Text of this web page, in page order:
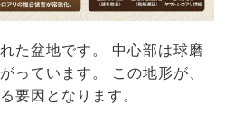
た盆地です。 中心部は球磨
っています。 この地形が、
要因となります。